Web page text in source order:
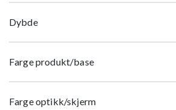
Dybde
Farge produkt/base
Farge optikk/skjerm